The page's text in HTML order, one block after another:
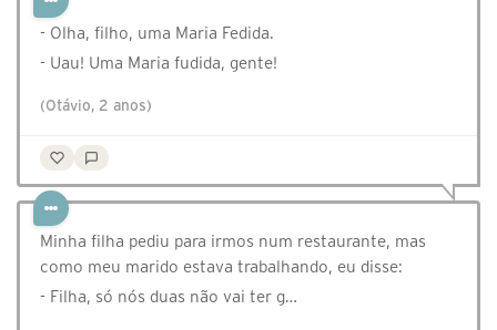
- Olha, filho, uma Maria Fedida.
- Uau! Uma Maria fudida, gente!
(Otávio, 2 anos)
Minha filha pediu para irmos num restaurante, mas
como meu marido estava trabalhando, eu disse:
- Filha, só nós duas não vai ter g…